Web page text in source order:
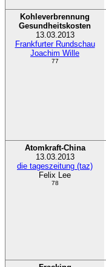
Kohleverbrennung
Gesundheitskosten
13.03.2013
Frankfurter Rundschau
Joachim Wille
77
Atomkraft-China
13.03.2013
die tageszeitung (taz)
Felix Lee
78